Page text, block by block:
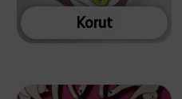
Korut